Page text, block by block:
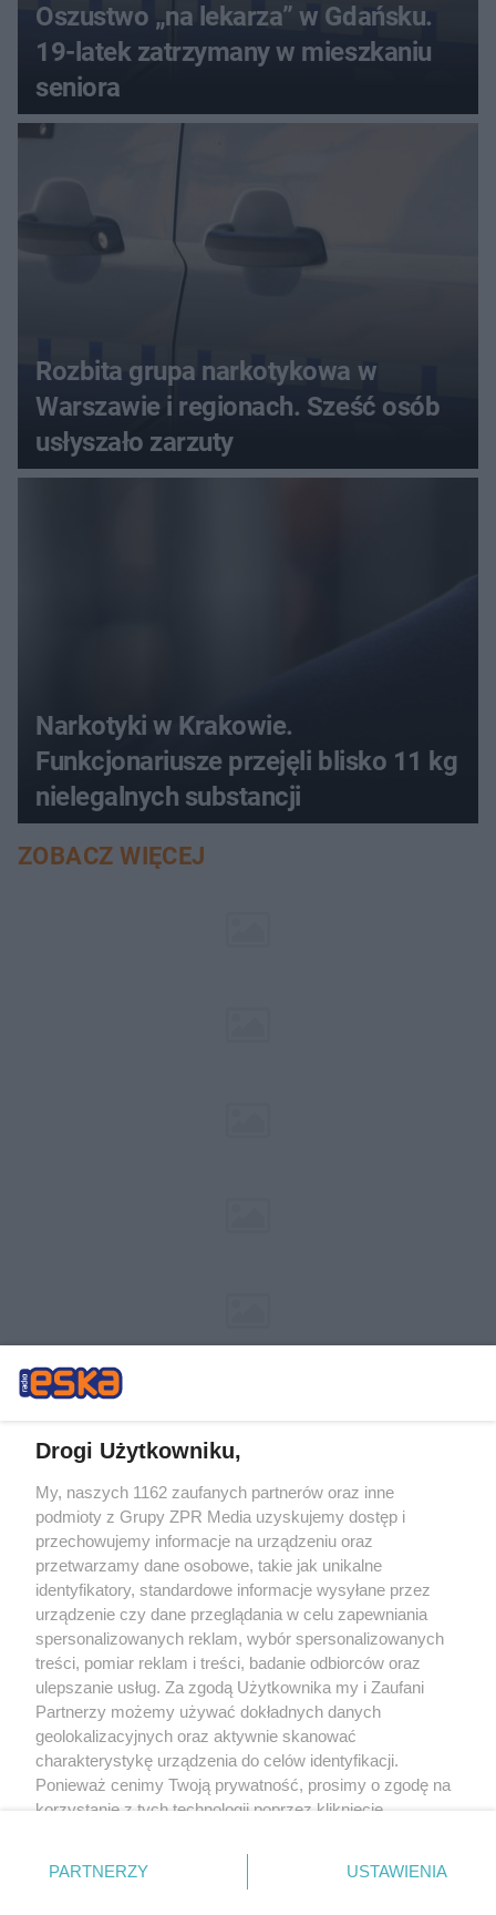
Oszustwo „na lekarza” w Gdańsku.
19-latek zatrzymany w mieszkaniu
seniora
Rozbita grupa narkotykowa w
Warszawie i regionach. Sześć osób
usłyszało zarzuty
Narkotyki w Krakowie.
Funkcjonariusze przejęli blisko 11 kg
nielegalnych substancji
ZOBACZ WIĘCEJ
Żaden utwór zamieszczony w serwisie nie może być powielany i
rozpowszechniany lub dalej rozpowszechniany w jakikolwiek sposób (w
tym także elektroniczny lub mechaniczny) na jakimkolwiek polu
eksploatacji w jakiejkolwiek formie, włącznie z umieszczaniem w Internecie
bez pisemnej zgody właściciela praw. Jakiekolwiek użycie lub
wykorzystanie utworów w całości lub w części z naruszeniem prawa, tzn.
bez właściwej zgody, jest zabronione pod groźbą kary i może być ścigane
prawnie.
O nas
Drogi Użytkowniku,
My, naszych 1162 zaufanych partnerów oraz inne
podmioty z Grupy ZPR Media uzyskujemy dostęp i
przechowujemy informacje na urządzeniu oraz
przetwarzamy dane osobowe, takie jak unikalne
identyfikatory, standardowe informacje wysyłane przez
urządzenie czy dane przeglądania w celu zapewniania
spersonalizowanych reklam, wybór spersonalizowanych
treści, pomiar reklam i treści, badanie odbiorców oraz
ulepszanie usług. Za zgodą Użytkownika my i Zaufani
Partnerzy możemy używać dokładnych danych
geolokalizacyjnych oraz aktywnie skanować
charakterystykę urządzenia do celów identyfikacji.
Ponieważ cenimy Twoją prywatność, prosimy o zgodę na
korzystanie z tych technologii poprzez kliknięcie
zmienić/wycofać klikając przycisk ustawień prywatności
znajdujący się w lewym dolnym rogu strony
PARTNERZY USTAWIENIA